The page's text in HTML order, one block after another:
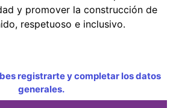
y promover la construcción de
respetuoso e inclusivo.
registrarte y completar los datos
generales.